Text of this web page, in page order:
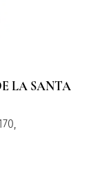
LA SANTA